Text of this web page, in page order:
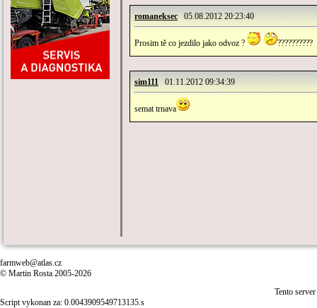
romaneksec 05.08.2012 20:23:40
Prosim tě co jezdilo jako odvoz ? ??????????
sim111 01.11.2012 09:34:39
semat trnava
farmweb@atlas.cz
© Martin Rosta 2005-2026
Tento
Script vykonan za: 0.0043909549713135.s